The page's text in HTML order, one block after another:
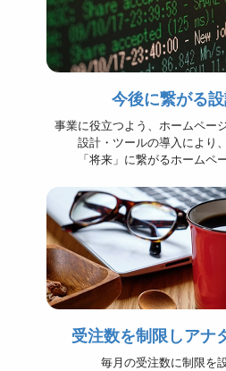
今後に繋がる
事業に役立つよう、ホームペー
設計・ツールの導入により
「将来」に繋がるホームペ
受注数を制限しアナ
毎月の受注数に制限を